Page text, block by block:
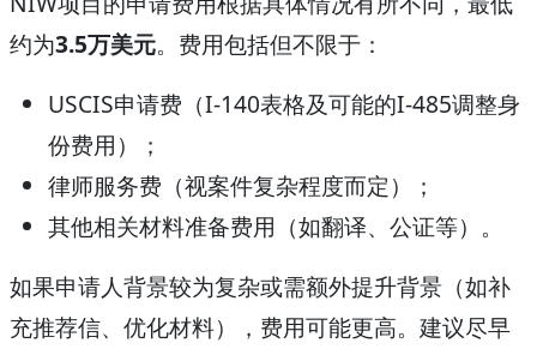
约为3.5万美元。费用包括但不限于：
USCIS申请费（I-140表格及可能的I-485调整身
份费用）；
律师服务费（视案件复杂程度而定）；
其他相关材料准备费用（如翻译、公证等）。
如果申请人背景较为复杂或需额外提升背景（如补
充推荐信、优化材料），费用可能更高。建议尽早